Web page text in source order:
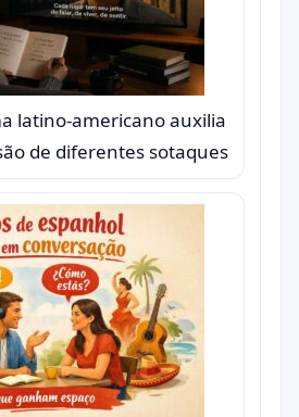
latino-americano auxilia
de diferentes sotaques